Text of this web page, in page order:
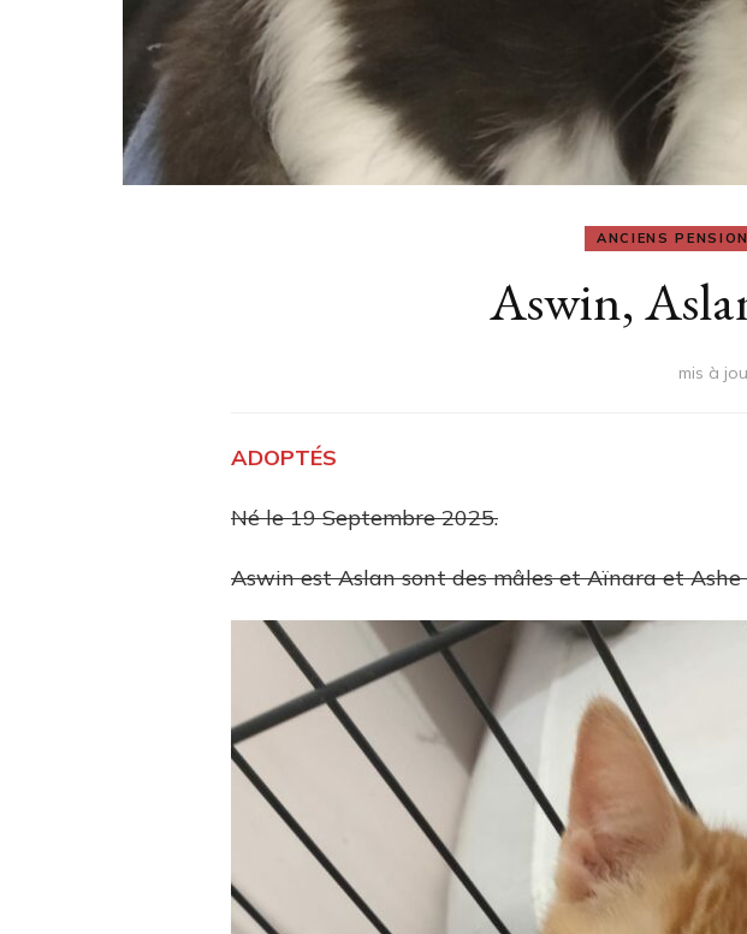
ANCIENS
Aswin,
mis à
ADOPTÉS
Né le 19 Septembre 2025.
Aswin est Aslan sont des mâles et Aïnara et Ashe